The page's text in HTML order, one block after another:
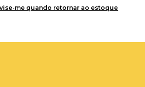
me quando retornar ao estoque